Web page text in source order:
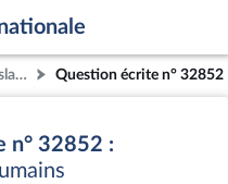
Question écrite n° 32852
n° 32852 :